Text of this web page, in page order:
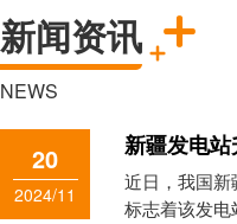
位，用于过滤变压器
液压油等油品中的水
用滤纸作为过滤材料
要求可选配自动液位
力报警。
新闻资讯
NEWS
20
2024/11
新疆发电
近日，我国
标志着该发